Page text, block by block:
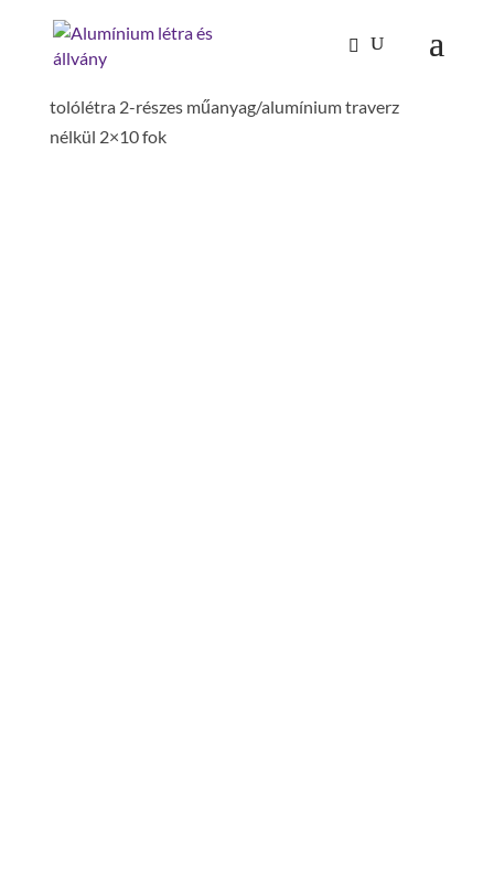
Kezdőlap/Mászástechnika
Létrafokos,
tolólétra 2-részes műanyag/alumínium traverz
nélkül 2×10 fok